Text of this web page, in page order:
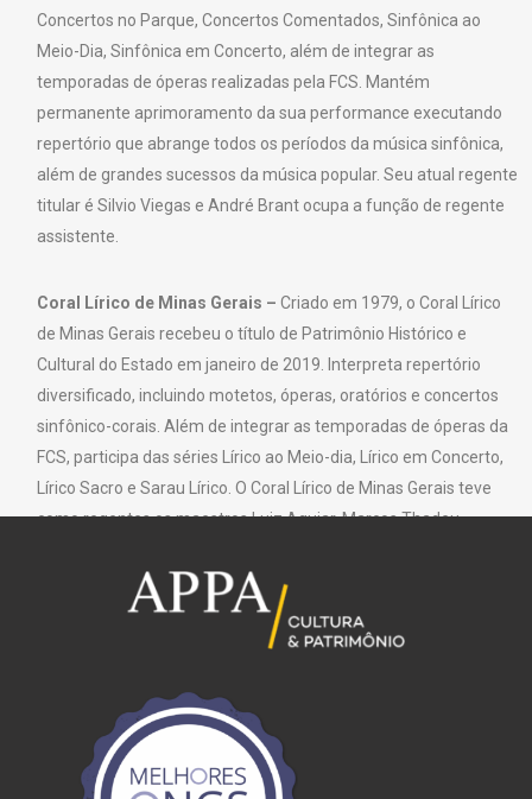
Concertos no Parque, Concertos Comentados, Sinfônica ao
Meio-Dia, Sinfônica em Concerto, além de integrar as
temporadas de óperas realizadas pela FCS. Mantém
permanente aprimoramento da sua performance executando
repertório que abrange todos os períodos da música sinfônica,
além de grandes sucessos da música popular. Seu atual regente
titular é Silvio Viegas e André Brant ocupa a função de regente
assistente.
Coral Lírico de Minas Gerais – Criado em 1979, o Coral Lírico
de Minas Gerais recebeu o título de Patrimônio Histórico e
Cultural do Estado em janeiro de 2019. Interpreta repertório
diversificado, incluindo motetos, óperas, oratórios e concertos
sinfônico-corais. Além de integrar as temporadas de óperas da
FCS, participa das séries Lírico ao Meio-dia, Lírico em Concerto,
Lírico Sacro e Sarau Lírico. O Coral Lírico de Minas Gerais teve
como regentes os maestros Luiz Aguiar, Marcos Thadeu
Coelho, Eliane Fajioli, Silvio Viegas, Charles Roussin, Afrânio
Lacerda, Márcio Miranda Pontes e Lincoln Andrade, sendo Lara